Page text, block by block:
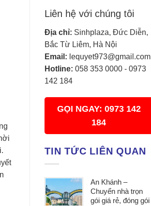
Liên hệ với chúng tôi
Địa chỉ: Sinhplaza, Đức Diễn,
Bắc Từ Liêm, Hà Nội
Email: lequyet973@gmail.com
Hotline: 058 353 0000 - 0973
142 184
GỌI NGAY: 0973 142
184
TIN TỨC LIÊN QUAN
An Khánh –
Chuyển nhà trọn
gói giá rẻ, đóng gói